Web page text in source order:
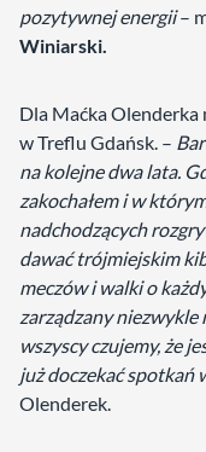
pozytywnej energii–
Winiarski.
Dla Maćka Olenderka
w Treflu Gdańsk. –
na kolejne dwa lata.
zakochałem i w
nadchodzących
dawać trójmiejskim
meczów i walki o
zarządzany
wszyscy czujemy, że
już doczekać spotkań
Olenderek.